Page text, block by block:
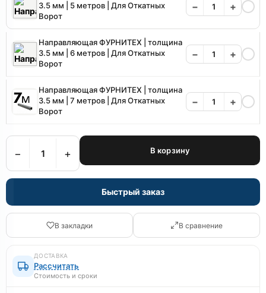
3.5 мм | 5 метров | Для Откатных
Ворот
− +
Направляющая ФУРНИТЕХ | толщина
3.5 мм | 6 метров | Для Откатных
Ворот
− +
Направляющая ФУРНИТЕХ | толщина
3.5 мм | 7 метров | Для Откатных
Ворот
− +
− + В корзину
Быстрый заказ
В закладки В сравнение
ДОСТАВКА
Рассчитать
Стоимость и сроки